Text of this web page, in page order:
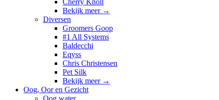
Cherry Knoll
Bekijk meer →
Diversen
Groomers Goop
#1 All Systems
Baldecchi
Eqyss
Chris Christensen
Pet Silk
Bekijk meer →
Oog, Oor en Gezicht
Oog water